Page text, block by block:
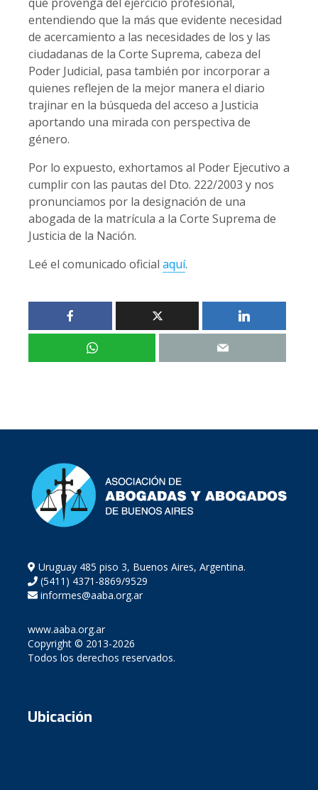
entendiendo que la más que evidente necesidad
de acercamiento a las necesidades de los y las
ciudadanas de la Corte Suprema, cabeza del
Poder Judicial, pasa también por incorporar a
quienes reflejen de la mejor manera el diario
trajinar en la búsqueda del acceso a Justicia
aportando una mirada con perspectiva de
género.
Por lo expuesto, exhortamos al Poder Ejecutivo a
cumplir con las pautas del Dto. 222/2003 y nos
pronunciamos por la designación de una
abogada de la matrícula a la Corte Suprema de
Justicia de la Nación.
Leé el comunicado oficial aquí.
Uruguay 485 piso 3, Buenos Aires, Argentina.
(5411) 4371-8869/9529
informes@aaba.org.ar
www.aaba.org.ar
Copyright © 2013-2026
Todos los derechos reservados.
Ubicación